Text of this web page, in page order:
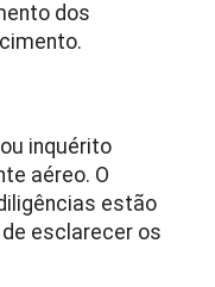
dos
inquérito
aéreo. O
estão
esclarecer os